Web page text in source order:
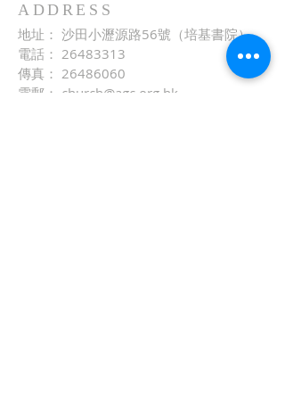
ADDRESS
地址： 沙田小瀝源路56號（培基書院）
電話： 26483313
傳真： 26486060
電郵： church@agc.org.hk